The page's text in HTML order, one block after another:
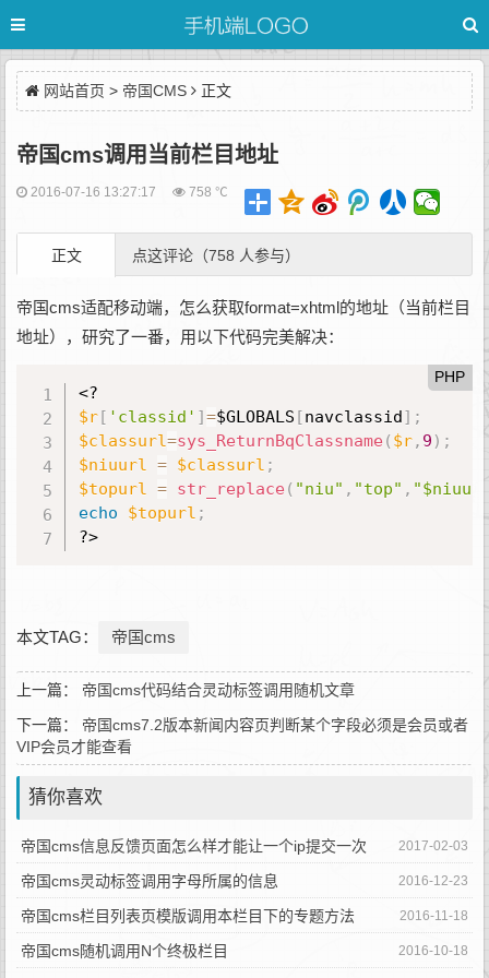
网站首页 > 帝国CMS 正文
帝国cms调用当前栏目地址
2016-07-16 13:27:17 758 ℃
正文 点这评论（758 人参与）
帝国cms适配移动端，怎么获取format=xhtml的地址（当前栏目
地址），研究了一番，用以下代码完美解决：
PHP
<?
$r[ 'classid' ]=$GLOBALS [navclassid] ;
$classurl=sys_ReturnBqClassname ( $r, 9 ) ;
$niuurl = $classurl ;
$topurl = str_replace ( "niu" , "top" ,
echo
$topurl ;
?>
本文TAG： 帝国cms
上一篇： 帝国cms代码结合灵动标签调用随机文章
下一篇： 帝国cms7.2版本新闻内容页判断某个字段必须是会员或者
VIP会员才能查看
猜你喜欢
2017-02-03
帝国cms信息反馈页面怎么样才能让一个ip提交一次
2016-12-23
帝国cms灵动标签调用字母所属的信息
2016-11-18
帝国cms栏目列表页模版调用本栏目下的专题方法
2016-10-18
帝国cms随机调用N个终极栏目